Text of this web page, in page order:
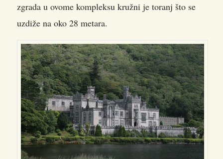
zgrada u ovome kompleksu kružni je toranj što se
uzdiže na oko 28 metara.